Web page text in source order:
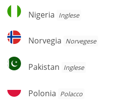
Nigeria
Nigeria Inglese
Norvegia
Norvegia Norvegese
Pakistan
Pakistan Inglese
Polonia
Polonia Polacco